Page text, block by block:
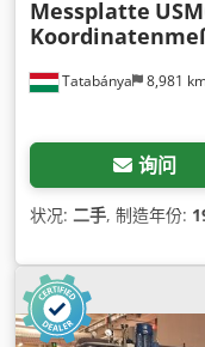
Tatabánya 8,981
Messplatte
询问
状况: 二手, 制造年份: